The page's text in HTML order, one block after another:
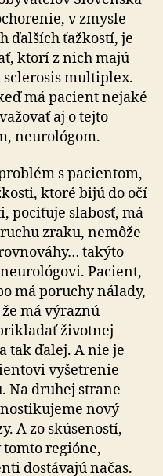
v zmysle
ďalších ťažkostí, je
ktorí z nich majú
multiplex.
má pacient nejaké
aj o tejto
neurológom.
s pacientom,
ktoré bijú do očí
pociťuje slabosť, má
zraku, nemôže
takýto
Pacient,
má poruchy nálady,
má výraznú
životnej
tak ďalej. A nie je
vyšetrenie
Na druhej strane
nový
A zo skúseností,
regióne,
dostávajú načas.